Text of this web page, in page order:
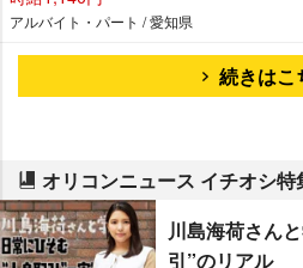
アルバイト・パート / 愛知県
続きはこ
オリコンニュース イチオシ特
川島海荷さん
引”のリアル